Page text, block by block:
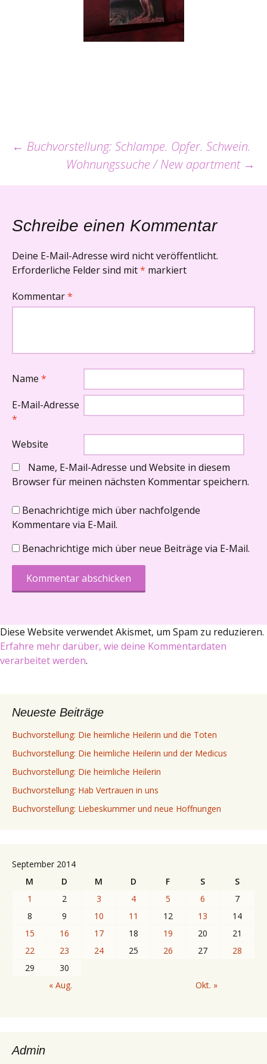
Beitrags-
Navigation
← Buchvorstellung: Schlampe. Opfer. Schwein.
Wohnungssuche / New apartment →
Schreibe einen Kommentar
Deine E-Mail-Adresse wird nicht veröffentlicht.
Erforderliche Felder sind mit* markiert
Kommentar*
Name *
E-Mail-Adresse
*
Website
Name, E-Mail-Adresse und Website in diesem
Browser für meinen nächsten Kommentar speichern.
Benachrichtige mich über nachfolgende
Kommentare via E-Mail.
Benachrichtige mich über neue Beiträge via E-Mail.
Diese Website verwendet Akismet, um Spam zu reduzieren.
Erfahre mehr darüber, wie deine Kommentardaten
verarbeitet werden.
Neueste Beiträge
Buchvorstellung: Die heimliche Heilerin und die Toten
Buchvorstellung: Die heimliche Heilerin und der Medicus
Buchvorstellung: Die heimliche Heilerin
Buchvorstellung: Hab Vertrauen in uns
Buchvorstellung: Liebeskummer und neue Hoffnungen
September 2014
M
D M D F S
S
1
2 3 4 5 6
7
8
9 10 11 12 13
14
15
16 17 18 19 20
21
22
23 24 25 26 27
28
29
30
« Aug.
Okt. »
Admin